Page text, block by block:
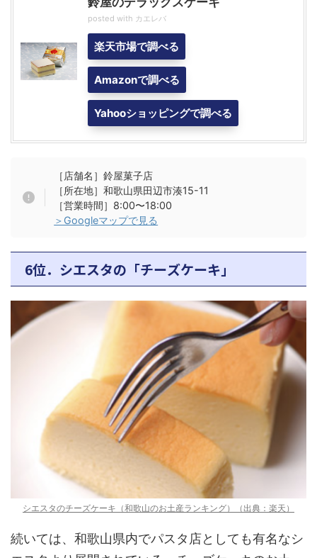
posted with カエレバ
楽天市場で調べる
Amazonで調べる
Yahooショッピングで調べる
［店舗名］鈴屋菓子店
［所在地］和歌山県田辺市湊15-11
［営業時間］8:00〜18:00
＞Googleマップで見る
6位．シエスタの「チーズケーキ」
シエスタのチーズケーキ（和歌山のお土産ランキング）（出典：楽天）
続いては、和歌山県内でパスタ店としても有名なシ